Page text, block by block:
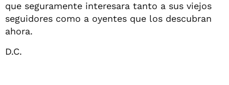
que seguramente interesara tanto a sus viejos
seguidores como a oyentes que los descubran
ahora.
D.C.